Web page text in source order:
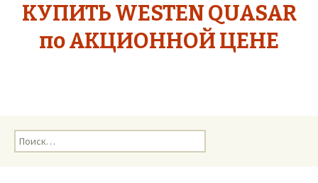
КУПИТЬ WESTEN QUASAR
по АКЦИОННОЙ ЦЕНЕ
Н
а